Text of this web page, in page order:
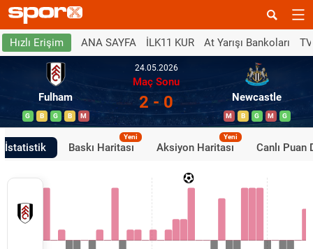
Hızlı Erişim ANA SAYFA İLK11 KUR At Yarışı Bankoları
Fulham
G B G B M
24.05.2026
Maç Sonu
2 - 0 Newcastle
M B G M G
İstatistik Baskı Haritası
Yeni
Aksiyon Haritası
Yeni
Canlı Puan